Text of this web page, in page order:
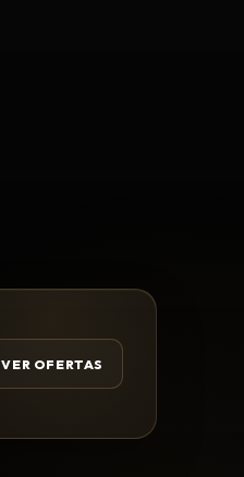
VER OFERTAS